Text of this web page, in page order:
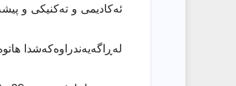
ئەكادیمی و تەكنیكی و
لەڕاگەیەندراوەكەشدا